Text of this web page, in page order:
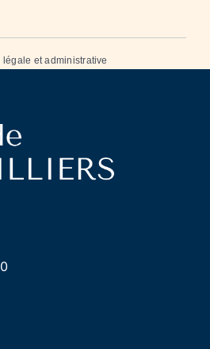
et administrative